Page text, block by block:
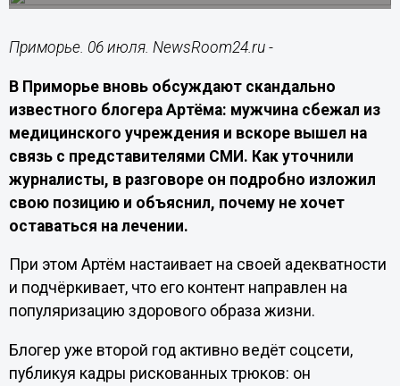
Приморье. 06 июля. NewsRoom24.ru -
В Приморье вновь обсуждают скандально
известного блогера Артёма: мужчина сбежал из
медицинского учреждения и вскоре вышел на
связь с представителями СМИ. Как уточнили
журналисты, в разговоре он подробно изложил
свою позицию и объяснил, почему не хочет
оставаться на лечении.
При этом Артём настаивает на своей адекватности
и подчёркивает, что его контент направлен на
популяризацию здорового образа жизни.
Блогер уже второй год активно ведёт соцсети,
публикуя кадры рискованных трюков: он